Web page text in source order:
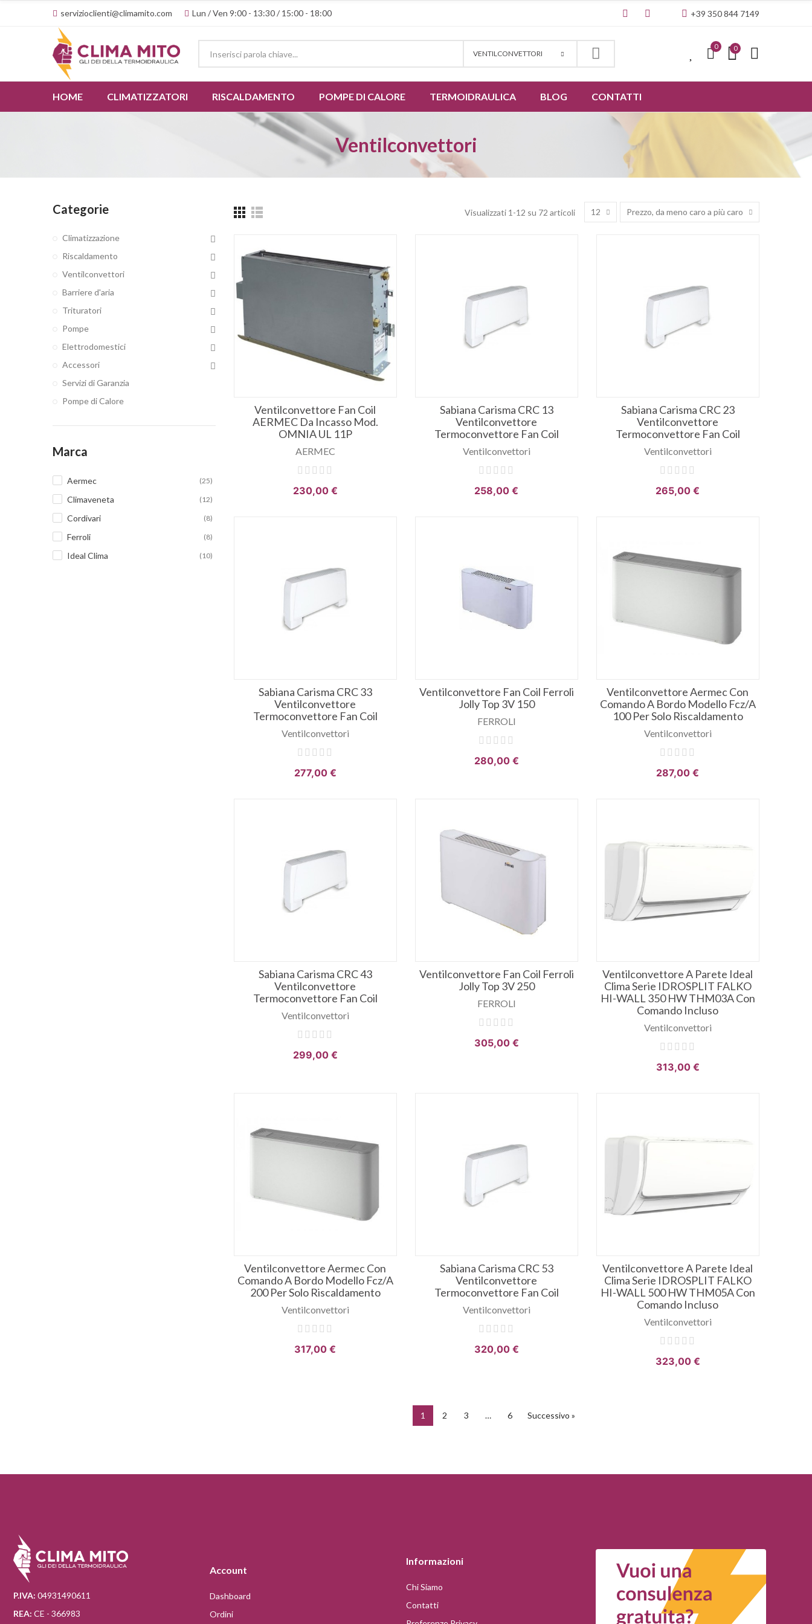
servizioclienti@climamito.com Lun / Ven 9:00 - 13:30 / 15:00 - 18:00 +39 350 844 7149
VENTILCONVETTORI
0 0
HOME CLIMATIZZATORI RISCALDAMENTO POMPE DI CALORE TERMOIDRAULICA BLOG CONTATTI
Ventilconvettori
Visualizzati 1-12 su 72 articoli 12 Prezzo, da meno caro a più caro
Ventilconvettore Fan Coil
AERMEC Da Incasso Mod.
OMNIA UL 11P
AERMEC
230,00 €
Sabiana Carisma CRC 13
Ventilconvettore
Termoconvettore Fan Coil
Ventilconvettori
258,00 €
Sabiana Carisma CRC 23
Ventilconvettore
Termoconvettore Fan Coil
Ventilconvettori
265,00 €
Sabiana Carisma CRC 33
Ventilconvettore
Termoconvettore Fan Coil
Ventilconvettori
277,00 €
Ventilconvettore Fan Coil Ferroli
Jolly Top 3V 150
FERROLI
280,00 €
Ventilconvettore Aermec Con
Comando A Bordo Modello Fcz/a
100 Per Solo Riscaldamento
Ventilconvettori
287,00 €
Sabiana Carisma CRC 43
Ventilconvettore
Termoconvettore Fan Coil
Ventilconvettori
299,00 €
Ventilconvettore Fan Coil Ferroli
Jolly Top 3V 250
FERROLI
305,00 €
Ventilconvettore A Parete Ideal
Clima Serie IDROSPLIT FALKO
HI-WALL 350 HW THM03A Con
Comando Incluso
Ventilconvettori
313,00 €
Ventilconvettore Aermec Con
Comando A Bordo Modello Fcz/a
200 Per Solo Riscaldamento
Ventilconvettori
317,00 €
Sabiana Carisma CRC 53
Ventilconvettore
Termoconvettore Fan Coil
Ventilconvettori
320,00 €
Ventilconvettore A Parete Ideal
Clima Serie IDROSPLIT FALKO
HI-WALL 500 HW THM05A Con
Comando Incluso
Ventilconvettori
323,00 €
1 2 3 … 6 Successivo »
Categorie
Climatizzazione
Riscaldamento
Ventilconvettori
Barriere d'aria
Trituratori
Pompe
Elettrodomestici
Accessori
Servizi di Garanzia
Pompe di Calore
Marca
Aermec (25)
Climaveneta (12)
Cordivari (8)
Ferroli (8)
Ideal Clima (10)
P.IVA: 04931490611
REA: CE - 366983
Account
Dashboard
Ordini
Informazioni
Chi Siamo
Contatti